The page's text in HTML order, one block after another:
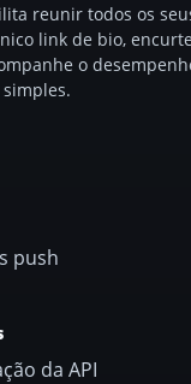
reunir todos os
link de bio,
o
push
da API